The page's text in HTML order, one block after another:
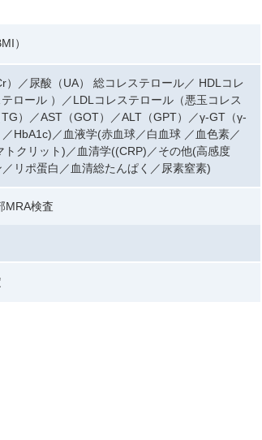
）
）／尿酸（UA） 総コレステロール／ HDLコレ
ロール ）／LDLコレステロール（悪玉コレス
）／AST（GOT）／ALT（GPT）／γ-GT（γ-
HbA1c)／血液学(赤血球／白血球 ／血色素／
トクリット)／血清学((CRP)／その他(高感度
リポ蛋白／血清総たんぱく／尿素窒素)
MRA検査